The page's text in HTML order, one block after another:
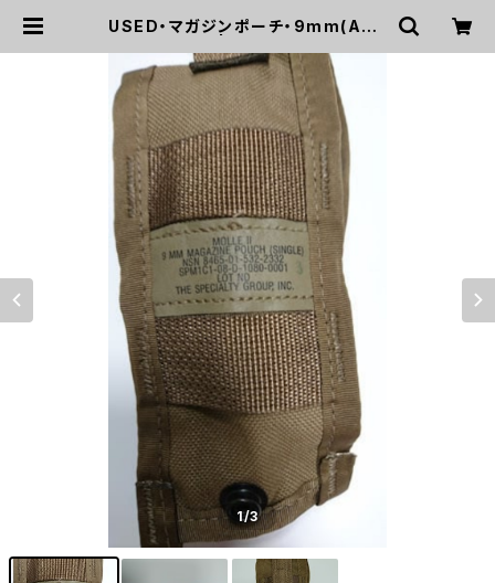
USED・マガジンポーチ・9mm(A00
1/3